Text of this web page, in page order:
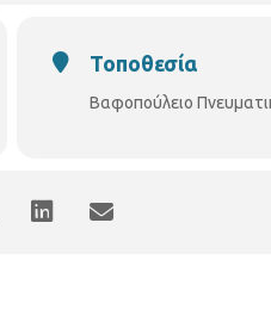
Τοποθεσία
Βαφοπούλειο